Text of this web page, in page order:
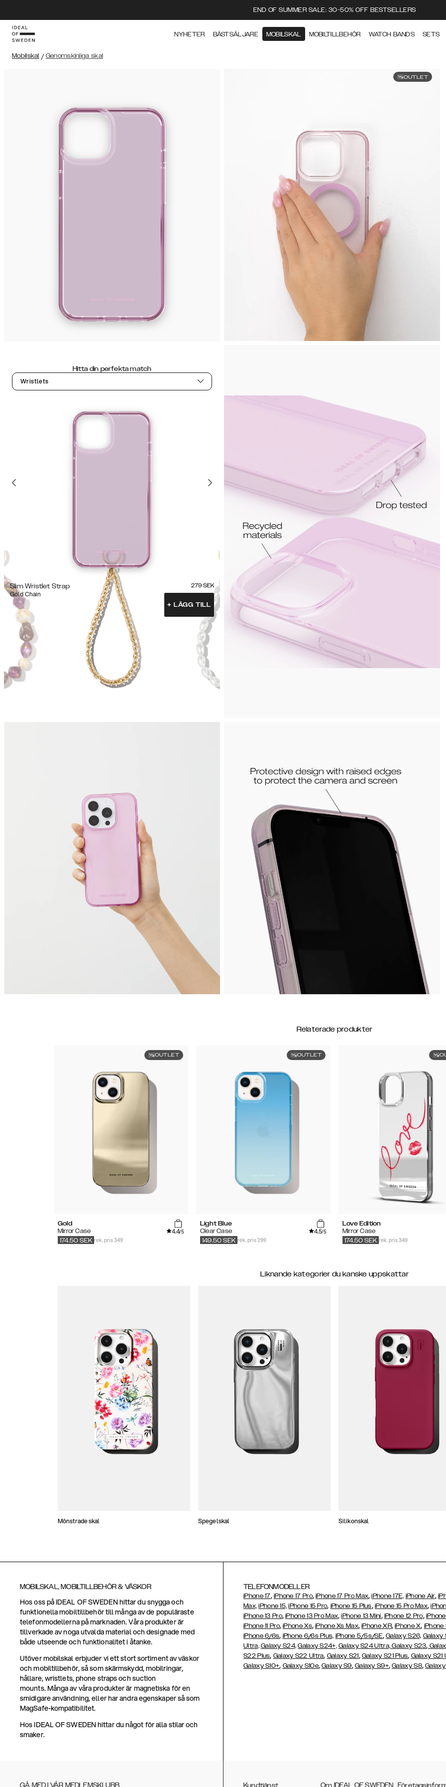
END OF SUMMER SALE: 30-50% OFF BESTSELLERS
NYHETER BÄSTSÄLJARE MOBILSKAL MOBILTILLBEHÖR WATCH BANDS SETS
Mobilskal / Genomskinliga skal
OUTLET
Hitta din perfekta match
Wristlets
Slim Wristlet Strap
Gold Chain
279 SEK
+ LÄGG TILL
Relaterade produkter
OUTLET
Gold
Mirror Case
4.4/5
rek. pris 349
174.50 SEK
OUTLET
Light Blue
Clear Case
4.5/5
rek. pris 299
149.50 SEK
Love Edition
Mirror Case
rek. pris 349
174.50 SEK
Liknande kategorier du kanske uppskattar
Mönstrade skal Spegelskal Silikonskal
MOBILSKAL, MOBILTILLBEHÖR & VÄSKOR
Hos oss på IDEAL OF SWEDEN hittar du snygga och
funktionella mobiltillbehör till många av de populäraste
telefonmodellerna på marknaden. Våra produkter är
tillverkade av noga utvalda material och designade med
både utseende och funktionalitet i åtanke.
Utöver mobilskal erbjuder vi ett stort sortiment av väskor
och mobiltillbehör, så som skärmskydd, mobilringar,
hållare, wristlets, phone straps och suction
mounts. Många av våra produkter är magnetiska för en
smidigare användning, eller har andra egenskaper så som
MagSafe-kompatibilitet.
Hos IDEAL OF SWEDEN hittar du något för alla stilar och
smaker.
TELEFONMODELLER
iPhone 17, iPhone 17 Pro,iPhone 17 Pro Max,iPhone 17E, iPhone Air,
Max, iPhone 15, iPhone 15 Pro, iPhone 15 Plus, iPhone 15 Pro Max,
iPhone 13 Pro,iPhone 13 Pro Max,iPhone 13 Mini, iPhone 12 Pro, iPhone
iPhone 11 Pro,iPhone Xs,iPhone Xs Max,iPhone XR,iPhone X,
iPhone 6/6s, iPhone 6/6s Plus, iPhone 5/5s/SE,Galaxy S26, Galaxy
Ultra, Galaxy S24, Galaxy S24+, Galaxy S24 Ultra, Galaxy S23,
S22 Plus, Galaxy S22 Ultra, Galaxy S21, Galaxy S21 Plus, Galaxy S21
Galaxy S10+, Galaxy S10e,Galaxy S9, Galaxy S9+,Galaxy S8,
GÅ MED I VÅR MEDLEMSKLUBB Kundtjänst Om IDEAL OF SWEDEN